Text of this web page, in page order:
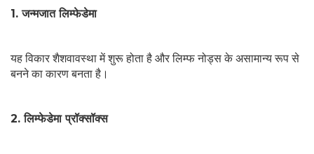
1. जन्मजात लिम्फेडेमा
यह विकार शैशवावस्था में शुरू होता है और लिम्फ नोड्स के असामान्य रूप से
बनने का कारण बनता है।
2. लिम्फेडेमा प्रॉक्सॉक्स